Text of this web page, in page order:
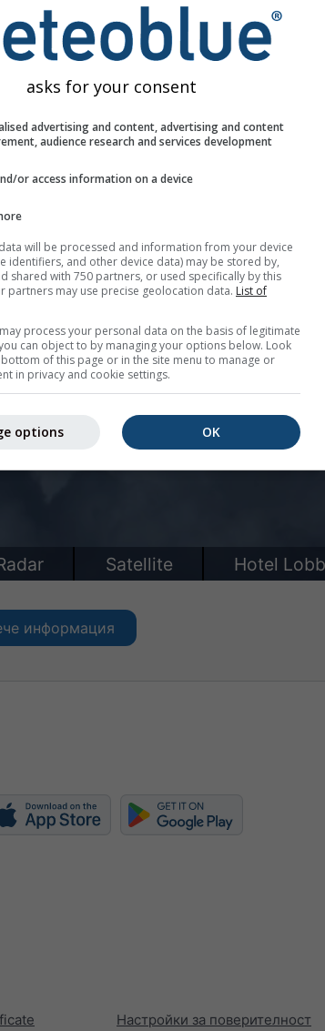
информация
Настройки за поверителност
asks for your consent
advertising and content, advertising and content
audience research and services development
or access information on a device
will be processed and information from your device
identifiers, and other device data) may be stored by,
shared with 750 partners, or used specifically by this
partners may use precise geolocation data. List of
process your personal data on the basis of legitimate
can object to by managing your options below. Look
of this page or in the site menu to manage or
in privacy and cookie settings.
OK
options